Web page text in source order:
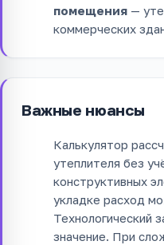
помещения —
коммерческих
Важные нюансы
Калькулятор
утеплителя без
конструктивных
укладке расход
Технологический
значение. При